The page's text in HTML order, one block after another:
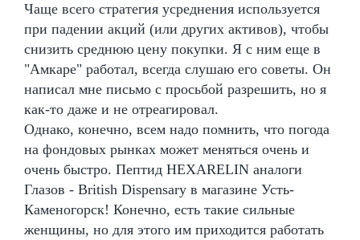
Чаще всего стратегия усреднения используется
при падении акций (или других активов), чтобы
снизить среднюю цену покупки. Я с ним еще в
"Амкаре" работал, всегда слушаю его советы. Он
написал мне письмо с просьбой разрешить, но я
как-то даже и не отреагировал.
Однако, конечно, всем надо помнить, что погода
на фондовых рынках может меняться очень и
очень быстро. Пептид HEXARELIN аналоги
Глазов - British Dispensary в магазине Усть-
Каменогорск! Конечно, есть такие сильные
женщины, но для этого им приходится работать